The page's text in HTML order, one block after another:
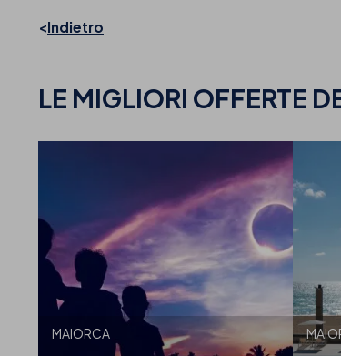
Indietro
LE MIGLIORI OFFERTE
MAIORCA